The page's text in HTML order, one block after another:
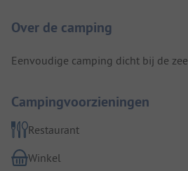
Over de camping
Eenvoudige camping dicht bij de zee.
Campingvoorzieningen
Restaurant
Winkel